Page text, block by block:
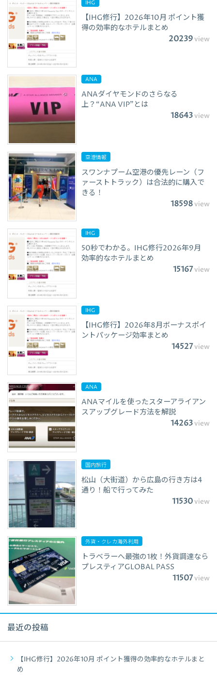
IHG
【IHG修行】2026年10月 ポイント獲
得の効率的なホテルまとめ
20239view
ANA
ANAダイヤモンドのさらなる
上？“ANA VIP”とは
18643view
空港情報
スワンナプーム空港の優先レーン（フ
ァーストトラック）は合法的に購入で
きる！
18598view
IHG
50秒でわかる。IHG修行2026年9月
効率的なホテルまとめ
15167view
IHG
【IHG修行】2026年8月ボーナスポイ
ントパッケージ効率まとめ
14527view
ANA
ANAマイルを使ったスターアライアン
スアップグレード方法を解説
14263view
国内旅行
松山（大街道）から広島の行き方は4
通り！船で行ってみた
11530view
外貨・クレカ海外利用
トラベラーへ最強の1枚！外貨調達なら
プレスティアGLOBAL PASS
11507view
最近の投稿
【IHG修行】2026年10月 ポイント獲得の効率的なホテルまと
め